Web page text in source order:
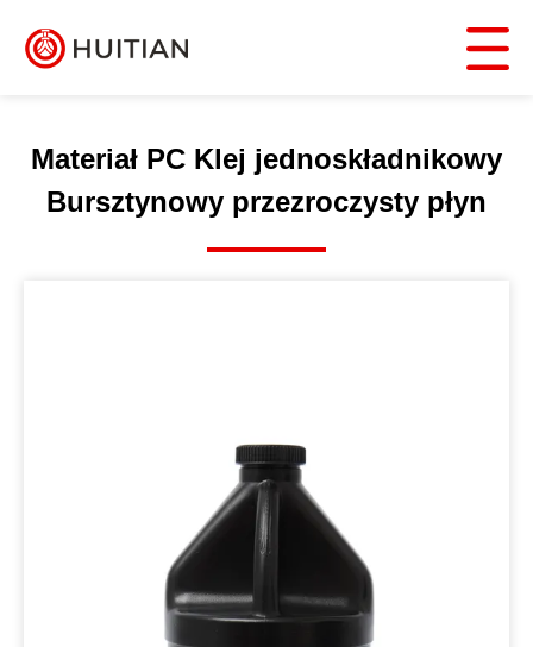
Materiał PC Klej jednoskładnikowy
Bursztynowy przezroczysty płyn